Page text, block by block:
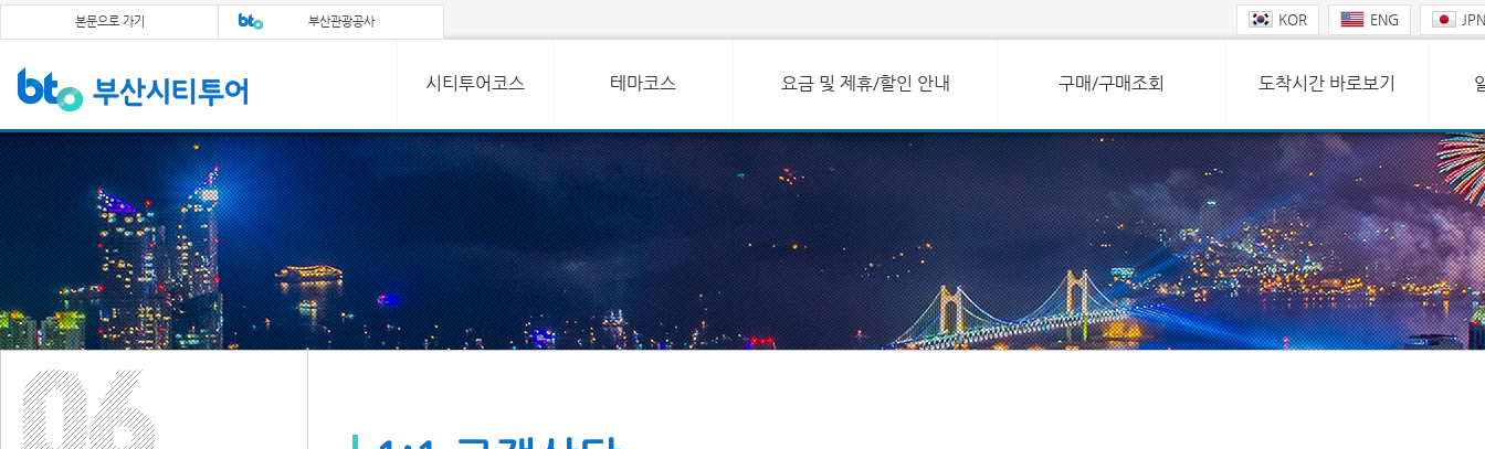
본문으로 가기 부산관광공사 KOR ENG JPN
시티투어코스 테마코스 요금 및 제휴/할인 안내 구매/구매조회 도착시간 바로보기